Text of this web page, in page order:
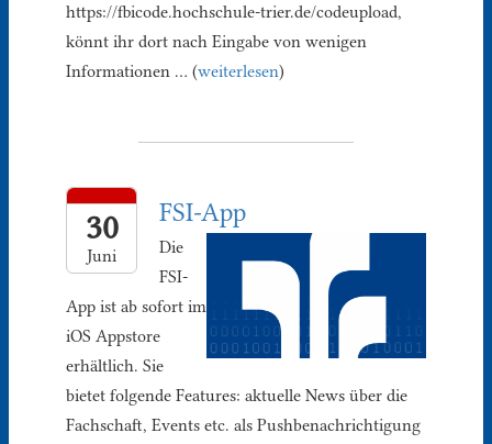
https://fbicode.hochschule-trier.de/codeupload,
könnt ihr dort nach Eingabe von wenigen
Informationen … (weiterlesen)
30
Juni
FSI-App
Die
FSI-
App ist ab sofort im
iOS Appstore
erhältlich. Sie
bietet folgende Features: aktuelle News über die
Fachschaft, Events etc. als Pushbenachrichtigung